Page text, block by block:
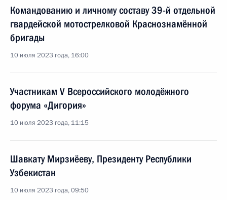
Командованию и личному составу 39-й отдельной
гвардейской мотострелковой Краснознамённой
бригады
10 июля 2023 года, 16:00
Участникам V Всероссийского молодёжного
форума «Дигория»
10 июля 2023 года, 11:15
Шавкату Мирзиёеву, Президенту Республики
Узбекистан
10 июля 2023 года, 09:50